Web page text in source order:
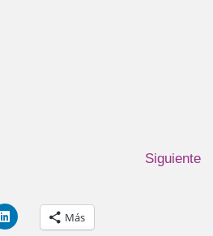
Siguiente
Más